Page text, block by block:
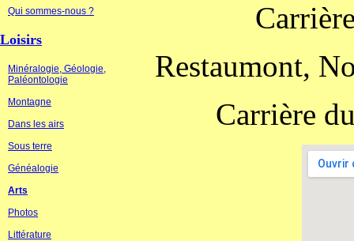
Qui sommes-nous ?
Loisirs
Minéralogie, Géologie,
Paléontologie
Montagne
Dans les airs
Sous terre
Généalogie
Arts
Photos
Littérature
Restaumont,
Carrière